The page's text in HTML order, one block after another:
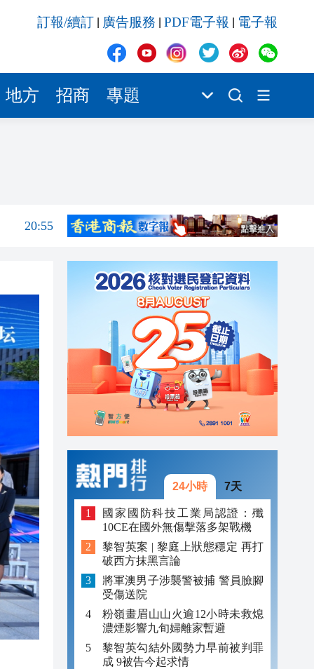
訂報/續訂 廣告服務 PDF電子報 電子報
地方 招商 專題
20:42
20:41
20:55
20:41
20:40
20:39
20:55
20:42
20:42
20:41
20:40
20:39
24小時 7天
國家國防科技工業局認證：殲
10CE在國外無傷擊落多架戰機
黎智英案 | 黎庭上狀態穩定 再打
破西方抹黑言論
將軍澳男子涉襲警被捕 警員臉腳
受傷送院
粉嶺畫眉山山火逾12小時未救熄
濃煙影響九旬婦離家暫避
黎智英勾結外國勢力早前被判罪
成 9被告今起求情